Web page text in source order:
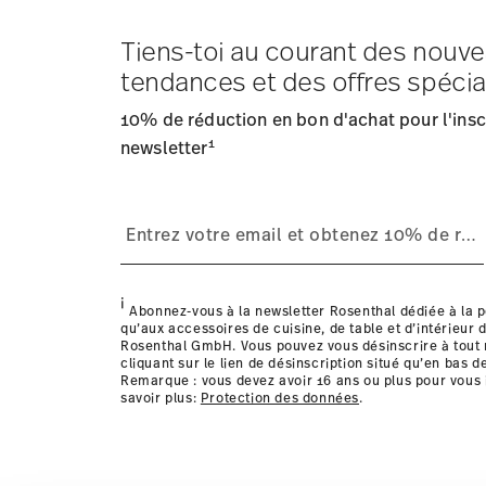
Résistance au lave-vaisselle
Frais d'expédition: Les frais de livraison pour la
Délai de livraison: 5-7 jours ouvrables pour les articles
: Nous livrons
Suivi: Vous recevrez un code de suivi par e-mail dès
Retours: Pour les retours, veuillez utiliser notre
les détails pour chaque pays de livraison ici
Tiens-toi au courant des
tendances et des offres
10% de réduction en bon d'achat pour
newsletter1
i Abonnez-vous à la newsletter Rosenthal dédiée à la
qu’aux accessoires de cuisine, de table et d’intérieur
Rosenthal GmbH. Vous pouvez vous désinscrire à tout
cliquant sur le lien de désinscription situé qu’en bas
Remarque : vous devez avoir 16 ans ou plus pour
savoir plus: Protection des données.